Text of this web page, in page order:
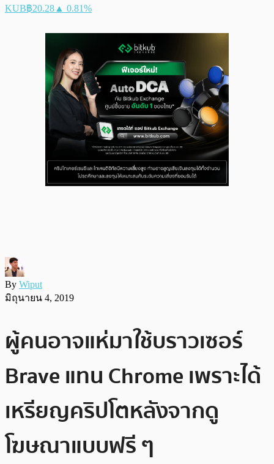
KUB฿20.28 ▲ 0.81%
By Wiput
มิถุนายน 4, 2019
ผู้คนอาจแห่มาใช้บราวเซอร์
Brave แทน Chrome เพราะได้
เหรียญคริปโตหลังจากดู
โฆษณาแบบฟรี ๆ